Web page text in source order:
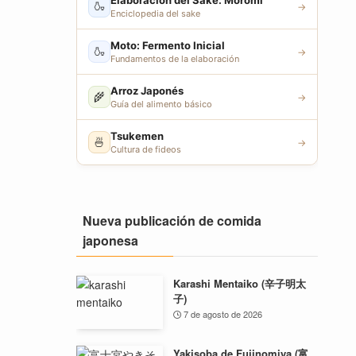
🍶
Enciclopedia del sake
→
🍶 Moto: Fermento Inicial
Fundamentos de la elaboración
→
🌾 Arroz Japonés
Guía del alimento básico
→
🍜 Tsukemen
Cultura de fideos
→
Nueva publicación de comida
japonesa
Karashi Mentaiko (辛子明太
子)
7 de agosto de 2026